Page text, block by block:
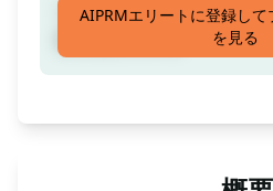
1つの段落をV4を使用し
AIPRMエリートに登録して
を見る